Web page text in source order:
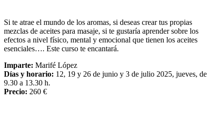
Si te atrae el mundo de los aromas, si deseas crear tus propias
mezclas de aceites para masaje, si te gustaría aprender sobre los
efectos a nivel físico, mental y emocional que tienen los aceites
esenciales…. Este curso te encantará.
Imparte: Marifé López
Días y horario: 12, 19 y 26 de junio y 3 de julio 2025, jueves, de
9.30 a 13.30 h.
Precio: 260 €